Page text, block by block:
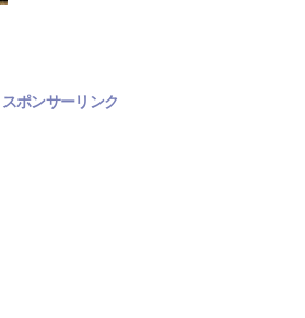
スポンサーリンク